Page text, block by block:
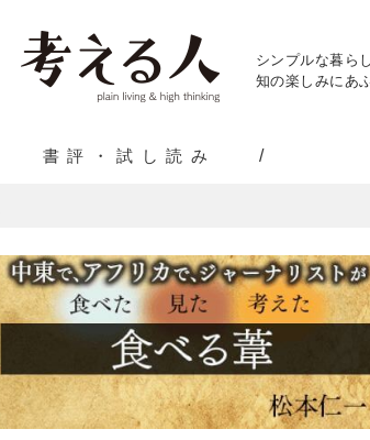
シンプルな暮ら
知の楽しみにあ
書評・試し読み